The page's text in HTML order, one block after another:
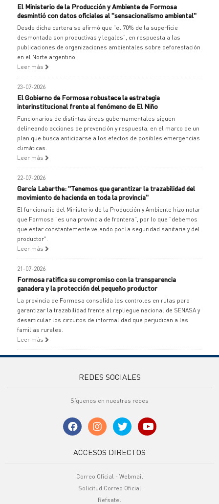
El Ministerio de la Producción y Ambiente de Formosa
desmintió con datos oficiales al "sensacionalismo ambiental"
Desde dicha cartera se afirmó que "el 70% de la superficie
desmontada son productivas y legales", en respuesta a las
publicaciones de organizaciones ambientales sobre deforestación
en el Norte argentino.
Leer más
23-07-2026
El Gobierno de Formosa robustece la estrategia
interinstitucional frente al fenómeno de El Niño
Funcionarios de distintas áreas gubernamentales siguen
delineando acciones de prevención y respuesta, en el marco de un
plan que busca anticiparse a los efectos de posibles emergencias
climáticas.
Leer más
22-07-2026
García Labarthe: "Tenemos que garantizar la trazabilidad del
movimiento de hacienda en toda la provincia"
El funcionario del Ministerio de la Producción y Ambiente hizo notar
que Formosa "es una provincia de frontera", por lo que "debemos
que estar constantemente velando por la seguridad sanitaria y del
productor".
Leer más
21-07-2026
Formosa ratifica su compromiso con la transparencia
ganadera y la protección del pequeño productor
La provincia de Formosa consolida los controles en rutas para
garantizar la trazabilidad frente al repliegue nacional de SENASA y
desarticular los circuitos de informalidad que perjudican a las
familias rurales.
Leer más
REDES SOCIALES
Síguenos en nuestras redes
ACCESOS DIRECTOS
Correo Oficial - Webmail
Solicitud Correo Oficial
Refsatel